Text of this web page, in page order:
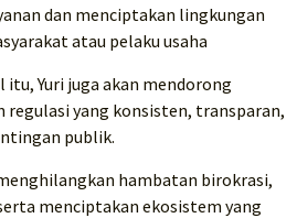
dan menciptakan lingkungan
atau pelaku usaha
Yuri juga akan mendorong
regulasi yang konsisten, transparan,
publik.
hambatan birokrasi,
menciptakan ekosistem yang